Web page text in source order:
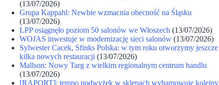
(13/07/2026)
Grupa Kappahl: Newbie wzmacnia obecność na Śląsku
(13/07/2026)
LPP osiągnęło poziom 50 salonów we Włoszech (13/07/2026)
WOJAS inwestuje w modernizację sieci salonów (13/07/2026)
Sylwester Cacek, Sfinks Polska: w tym roku otworzymy jeszcze
kilka nowych restauracji (13/07/2026)
Mallson: Nowy Targ z wielkim regionalnym centrum handlu
(13/07/2026)
[RAPORT]: tempo podwyżek w sklepach wyhamowuje kolejny